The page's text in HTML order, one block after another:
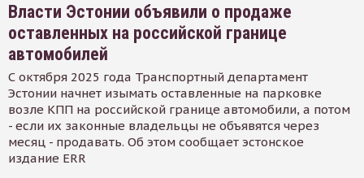
Власти Эстонии объявили о продаже
оставленных на российской границе
автомобилей
С октября 2025 года Транспортный департамент
Эстонии начнет изымать оставленные на парковке
возле КПП на российской границе автомобили, а потом
- если их законные владельцы не объявятся через
месяц - продавать. Об этом сообщает эстонское
издание ERR